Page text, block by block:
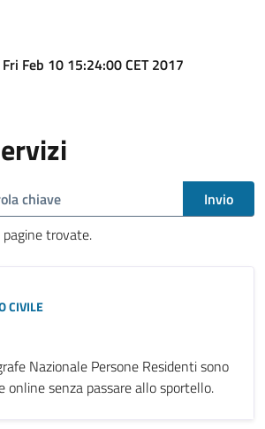
Feb 10 15:24:00 CET 2017
Invio
pagine trovate.
CIVILE
Nazionale Persone Residenti sono
online senza passare allo sportello.